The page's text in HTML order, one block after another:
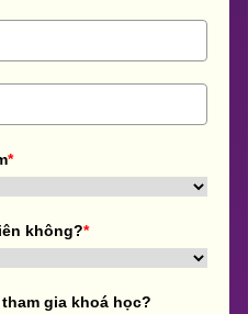
*
không?*
gia khoá học?